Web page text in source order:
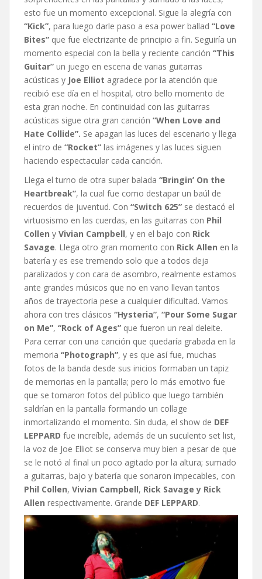
esto fue un momento excepcional. Sigue la alegría con
“Kick”, para luego darle paso a esa power ballad “Love
Bites” que fue electrizante de principio a fin. Seguiría un
momento especial con la bella y reciente canción “This
Guitar” un juego en escena de varias guitarras
acústicas y Joe Elliot agradece por la atención que
recibió ese día en el hospital, otro bello momento de
esta gran noche. En continuidad con las guitarras
acústicas sigue otra gran canción “When Love and
Hate Collide”. Se apagan las luces del escenario y llega
el intro de “Rocket” las imágenes y las luces siguen
haciendo espectacular cada canción.
Llega el turno de otra super balada “Bringin’ On the
Heartbreak”, la cual fue como destapar un baúl de
recuerdos de juventud. Con “Switch 625” se destacó el
virtuosismo en las cuerdas, en las guitarras con Phil
Collen y Vivian Campbell, y en el bajo con Rick
Savage. Llega otro gran momento con Rick Allen en la
batería y es ese tremendo solo que a todos deja
paralizados y con cara de asombro, realmente estamos
ante grandes músicos que no en vano llevan tantos
años de trayectoria pese a cualquier dificultad. Vamos
ahora con tres clásicos “Hysteria”, “Pour Some Sugar
on Me”, “Rock of Ages” que fueron un real deleite.
Para cerrar con una canción que quedaría grabada en la
memoria “Photograph”, y es que así fue, muchas
fotos de la banda desde sus inicios formaban un tapiz
de memorias en la pantalla; pero lo más emotivo fue
que se tomaron fotos del público que luego también
saldrían en la pantalla formando un collage
inmortalizando el momento. Sin duda, el show de DEF
LEPPARD fue increíble, además de un suculento set list,
la voz de Joe Elliot se conserva muy bien a pesar de que
se le notó al final un poco agitado por la altura; sumado
a guitarras, bajo y batería que sonaron impecables, con
Phil Collen, Vivian Campbell, Rick Savage y Rick
Allen respectivamente. Grande DEF LEPPARD.